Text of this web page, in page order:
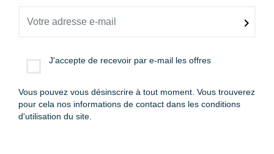
J'accepte de recevoir par e-mail les offres
Vous pouvez vous désinscrire à tout moment. Vous trouverez
pour cela nos informations de contact dans les conditions
d'utilisation du site.